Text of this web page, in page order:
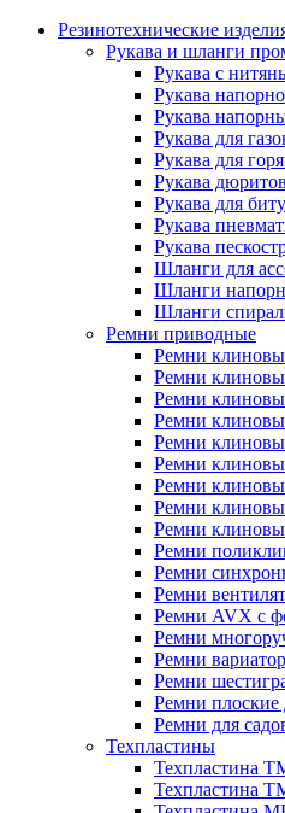
Резинотехнические
Рукава и шланги
Рукава с
Рукава
Рукава
Рукава для
Рукава для
Рукава
Рукава для
Рукава
Рукава
Шланги для
Шланги
Шланги
Ремни приводные
Ремни
Ремни
Ремни
Ремни
Ремни
Ремни
Ремни
Ремни
Ремни
Ремни
Ремни
Ремни
Ремни AVX с
Ремни
Ремни
Ремни
Ремни плоские
Ремни для
Техпластины
Техпластина
Техпластина